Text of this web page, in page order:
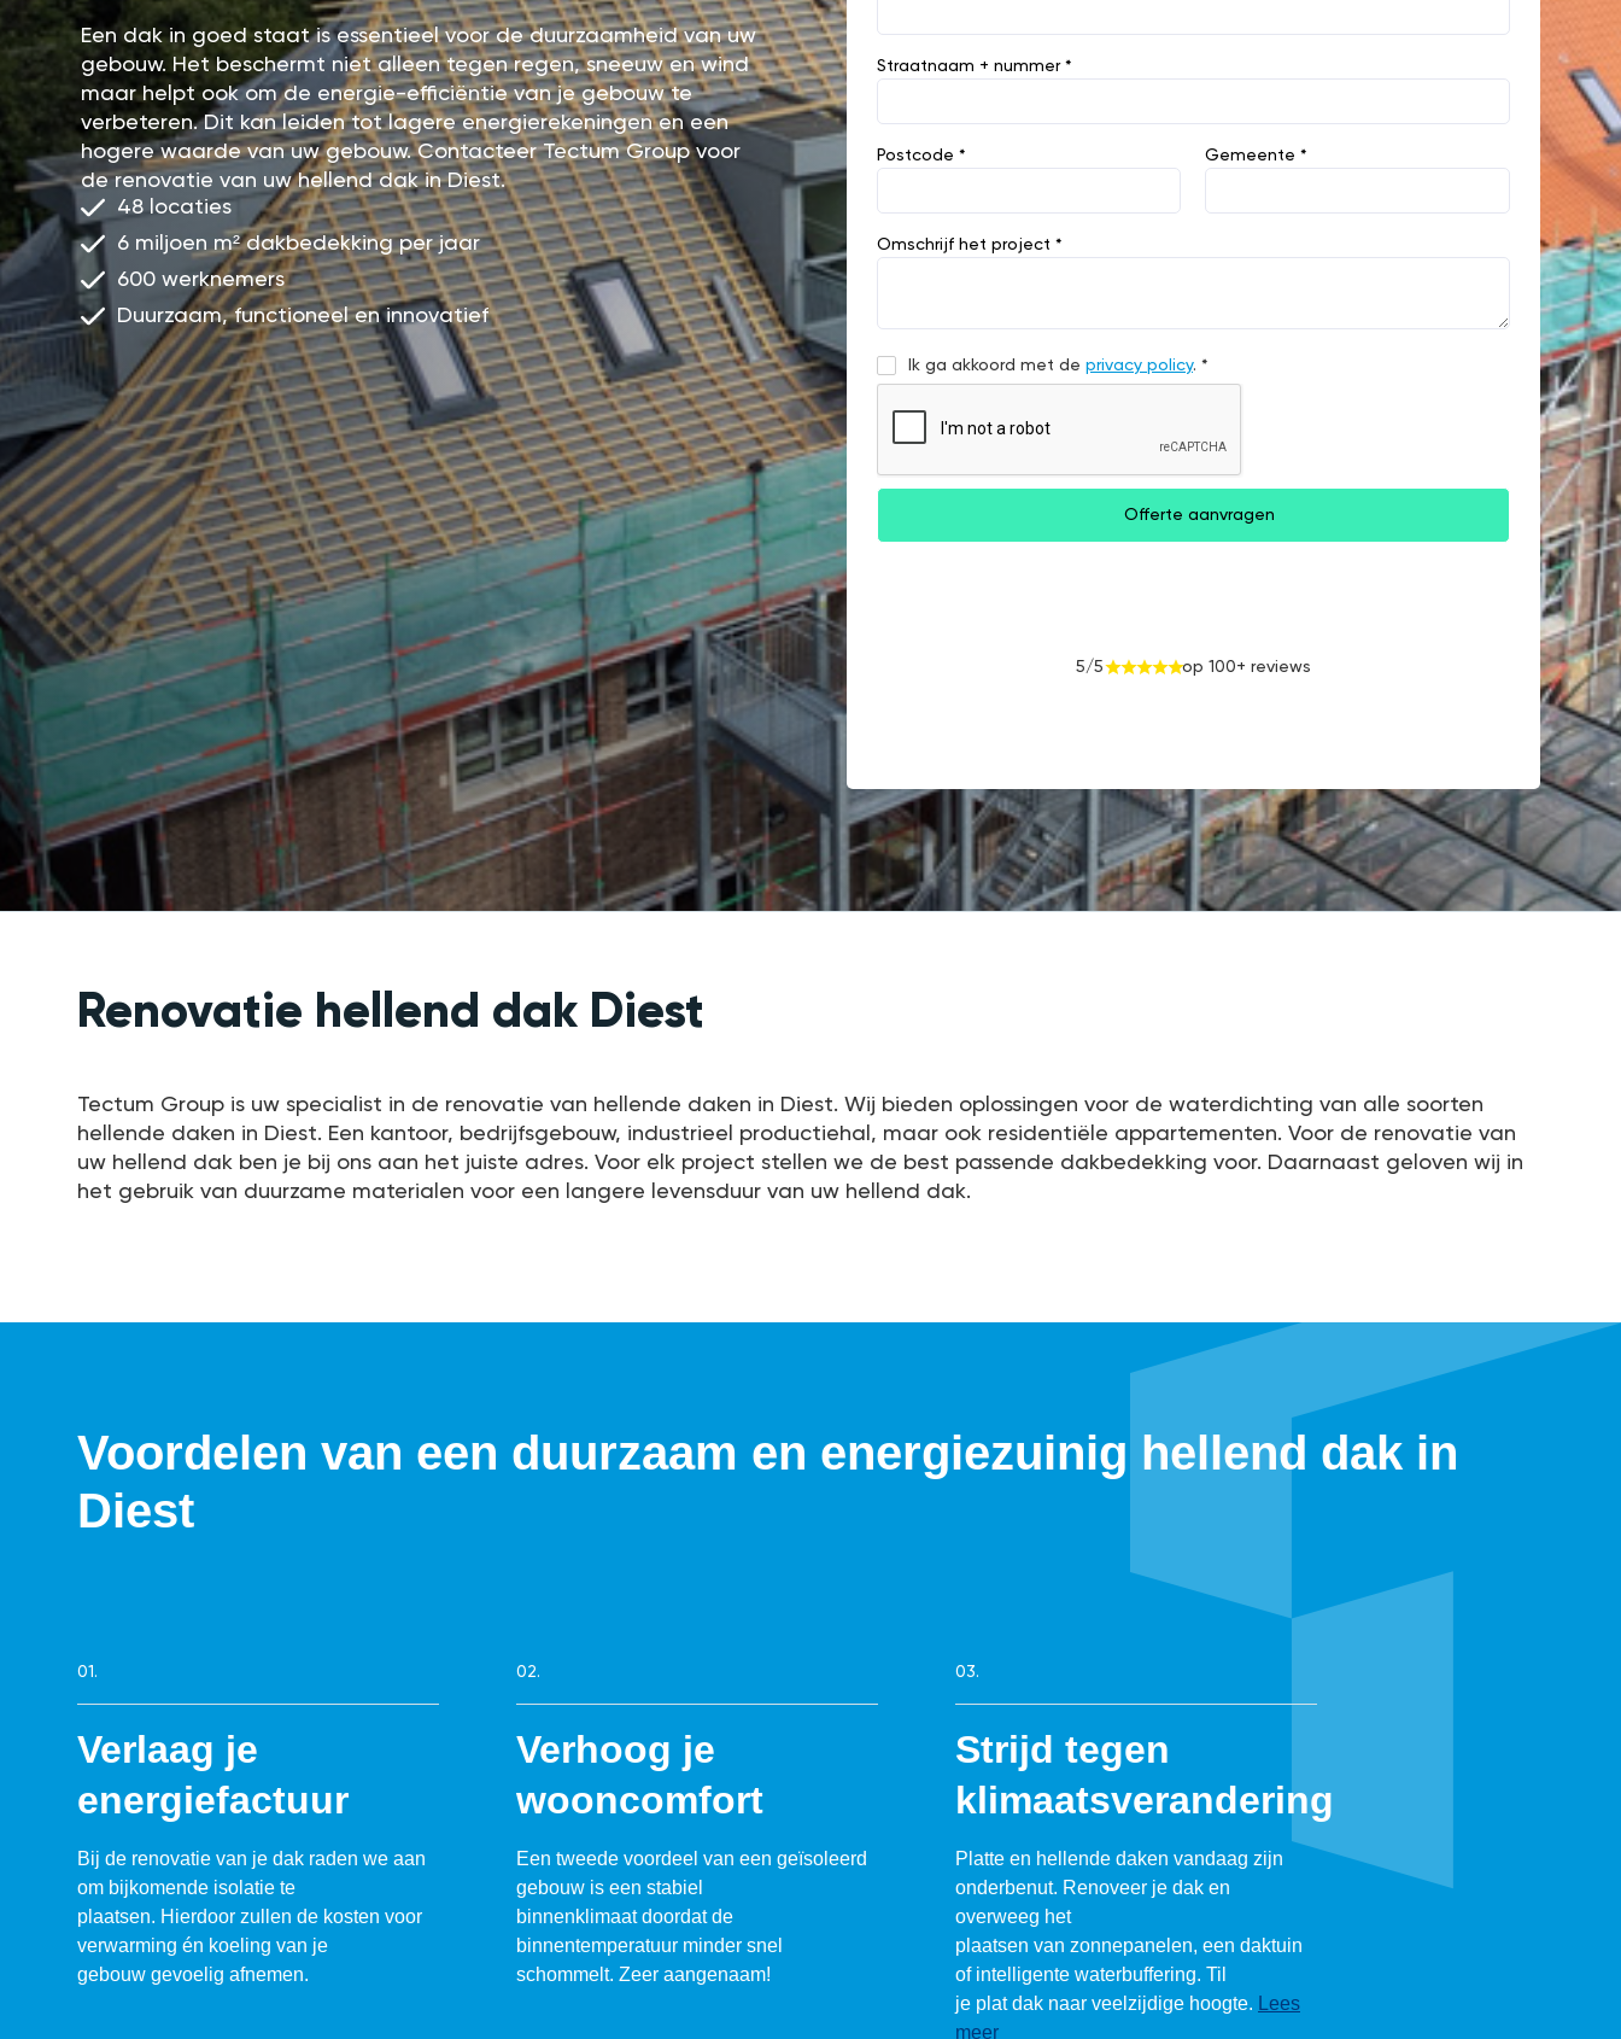
Een dak in goed staat is essentieel voor de duurzaamheid van uw
gebouw. Het beschermt niet alleen tegen regen, sneeuw en wind
maar helpt ook om de energie-efficiëntie van je gebouw te
verbeteren. Dit kan leiden tot lagere energierekeningen en een
hogere waarde van uw gebouw. Contacteer Tectum Group voor
de renovatie van uw hellend dak in Diest.
48 locaties
6 miljoen m² dakbedekking per jaar
600 werknemers
Duurzaam, functioneel en innovatief
Straatnaam + nummer *
Postcode * Gemeente *
Omschrijf het project *
Ik ga akkoord met de privacy policy. *
5/5 op 100+ reviews
Renovatie hellend dak Diest
Tectum Group is uw specialist in de renovatie van hellende daken in Diest. Wij bieden oplossingen voor de waterdichting van alle soorten
hellende daken in Diest. Een kantoor, bedrijfsgebouw, industrieel productiehal, maar ook residentiële appartementen. Voor de renovatie van
uw hellend dak ben je bij ons aan het juiste adres. Voor elk project stellen we de best passende dakbedekking voor. Daarnaast geloven wij in
het gebruik van duurzame materialen voor een langere levensduur van uw hellend dak.
Voordelen van een duurzaam en energiezuinig hellend dak in
Diest
01.
Verlaag je
energiefactuur
Bij de renovatie van je dak raden we aan
om bijkomende isolatie te
plaatsen. Hierdoor zullen de kosten voor
verwarming én koeling van je
gebouw gevoelig afnemen.
02.
Verhoog je
wooncomfort
Een tweede voordeel van een geïsoleerd
gebouw is een stabiel
binnenklimaat doordat de
binnentemperatuur minder snel
schommelt. Zeer aangenaam!
03.
Strijd tegen
klimaatsverandering
Platte en hellende daken vandaag zijn
onderbenut. Renoveer je dak en
overweeg het
plaatsen van zonnepanelen, een daktuin
of intelligente waterbuffering. Til
je plat dak naar veelzijdige hoogte.
Lees
meer